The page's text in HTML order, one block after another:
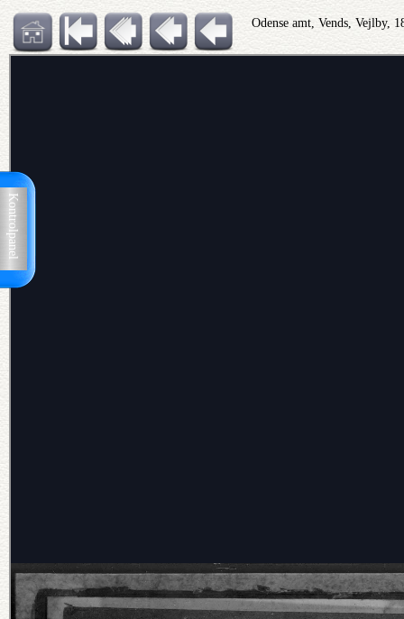
Kontrolpanel
Odense amt, Vends, Vejlby,